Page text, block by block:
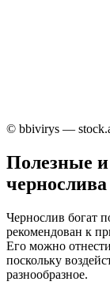
© bbivirys —
Полезные и
чернослива
Чернослив богат
рекомендован к
Его можно
поскольку
разнообразное.